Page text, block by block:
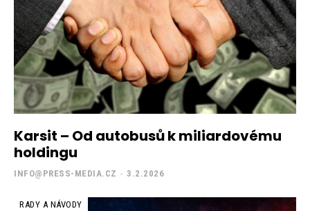
Karsit – Od autobusů k miliardovému
holdingu
INFO@PRESS-MEDIA.CZ - 3.2.2026
RADY A NÁVODY